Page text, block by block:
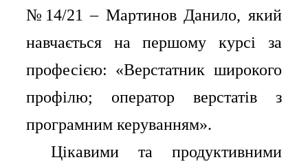
№14/21 – Мартинов Данило, який
навчається на першому курсі за
професією: «Верстатник широкого
профілю; оператор верстатів з
програмним керуванням».
⠀⠀Цікавими та продуктивними